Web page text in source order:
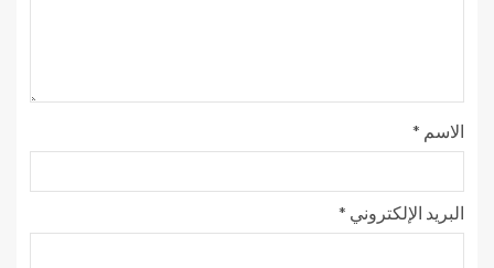
الاسم *
البريد الإلكتروني *